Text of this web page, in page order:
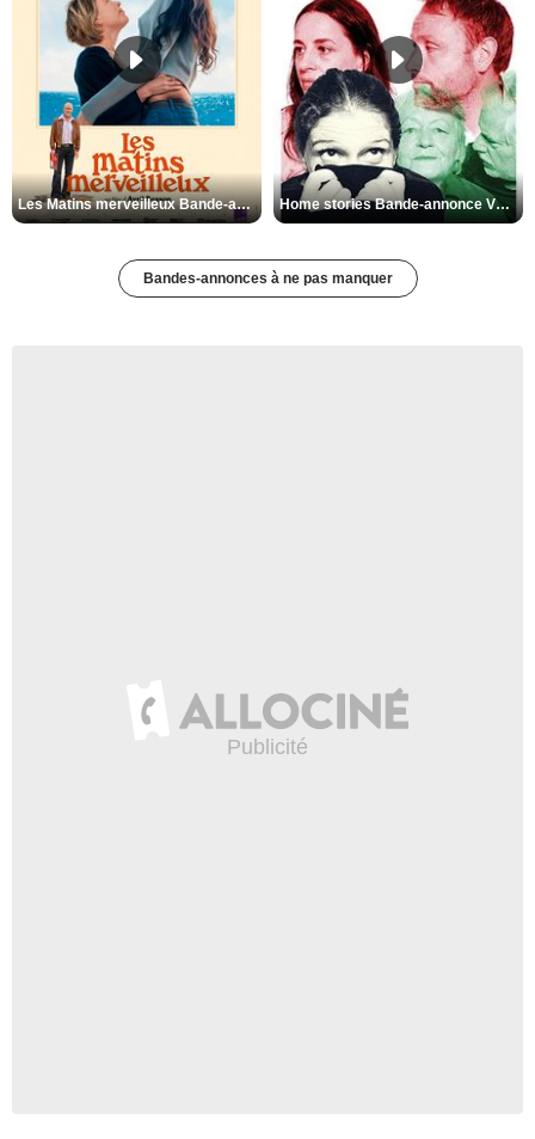
Les Matins merveilleux Bande-annonce VF Home stories Bande-annonce VO STFR
Bandes-annonces à ne pas manquer